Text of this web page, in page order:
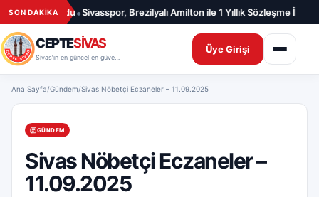
İçeriğe geç
SON DAKİKA
Vuruldu•Sivasspor, Brezilyalı Amilton ile 1 Yıllık Sözleşme İmzaladı
CEPTESİVAS Üye Girişi
Ana Sayfa/Gündem/Sivas Nöbetçi Eczaneler – 11.09.2025
GÜNDEM
Sivas Nöbetçi Eczaneler –
11.09.2025